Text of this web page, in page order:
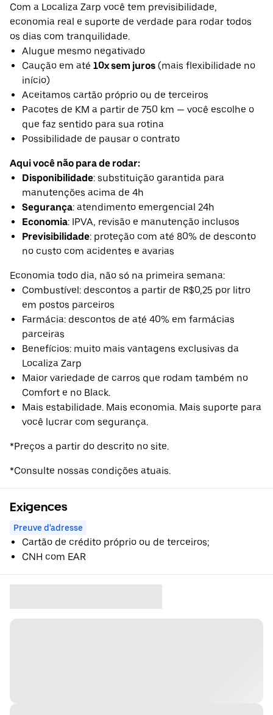
Com a Localiza Zarp você tem previsibilidade,
economia real e suporte de verdade para rodar todos
os dias com tranquilidade.
Alugue mesmo negativado
Caução em até 10x sem juros (mais flexibilidade no
início)
Aceitamos cartão próprio ou de terceiros
Pacotes de KM a partir de 750 km — você escolhe o
que faz sentido para sua rotina
Possibilidade de pausar o contrato
Aqui você não para de rodar:
Disponibilidade: substituição garantida para
manutenções acima de 4h
Segurança: atendimento emergencial 24h
Economia: IPVA, revisão e manutenção inclusos
Previsibilidade: proteção com até 80% de desconto
no custo com acidentes e avarias
Economia todo dia, não só na primeira semana:
Combustível: descontos a partir de R$0,25 por litro
em postos parceiros
Farmácia: descontos de até 40% em farmácias
parceiras
Benefícios: muito mais vantagens exclusivas da
Localiza Zarp
Maior variedade de carros que rodam também no
Comfort e no Black.
Mais estabilidade. Mais economia. Mais suporte para
você lucrar com segurança.
*Preços a partir do descrito no site.
*Consulte nossas condições atuais.
Exigences
Preuve d'adresse
Cartão de crédito próprio ou de terceiros;
CNH com EAR